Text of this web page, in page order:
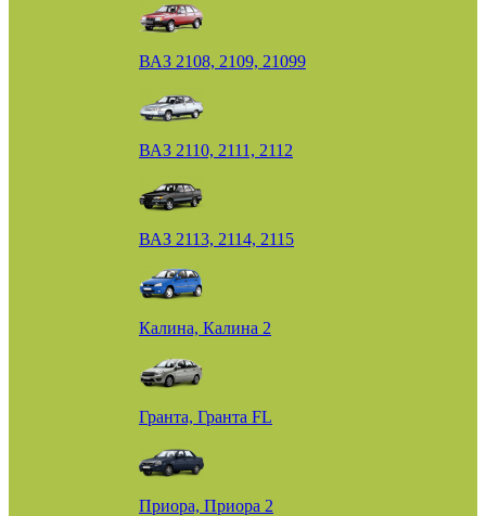
ВАЗ 2108, 2109, 21099
ВАЗ 2110, 2111, 2112
ВАЗ 2113, 2114, 2115
Калина, Калина 2
Гранта, Гранта FL
Приора, Приора 2